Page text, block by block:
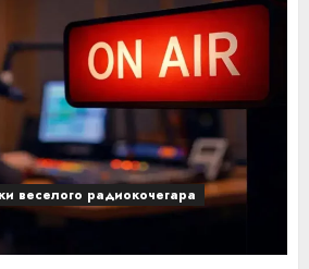
веселого радиокочегара